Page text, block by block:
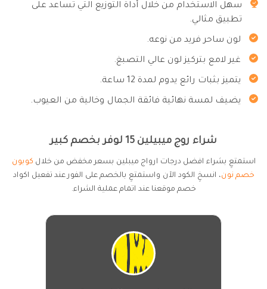
سهل الاستخدام من خلال أداة التوزيع التي تساعد على
تطبيق مثالي.
لون ساحر فريد من نوعه.
غير لامع بتركيز لون عالي التصبغ.
يتميز بثبات رائع يدوم لمدة 12 ساعة.
يضيف لمسة نهائية فائقة الجمال وخالية من العيوب.
شراء روج ميبيلين 15 لوفر بخصم كبير
استمتعِ بشراء افضل درجات ارواج ميبلين بسعر مخفض من خلال كوبون
خصم نون، انسخِ الكود الآن واستمتعِ بالخصم على الفور عند تفعيل اكواد
خصم موقعنا عند اتمام عملية الشراء.